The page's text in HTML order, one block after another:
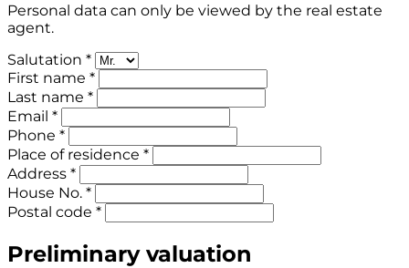
Personal data can only be viewed by the real estate
agent.
Salutation *
First name *
Last name *
Email *
Phone *
Place of residence *
Address *
House No. *
Postal code *
Preliminary valuation